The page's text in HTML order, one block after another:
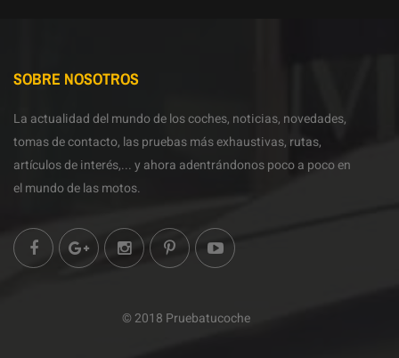
SOBRE NOSOTROS
La actualidad del mundo de los coches, noticias, novedades,
tomas de contacto, las pruebas más exhaustivas, rutas,
artículos de interés,... y ahora adentrándonos poco a poco en
el mundo de las motos.
© 2018 Pruebatucoche